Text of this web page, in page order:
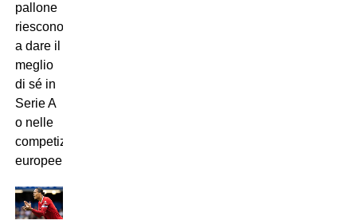
pallone
riescono
a dare il
meglio
di sé in
Serie A
o nelle
competizioni
europee…